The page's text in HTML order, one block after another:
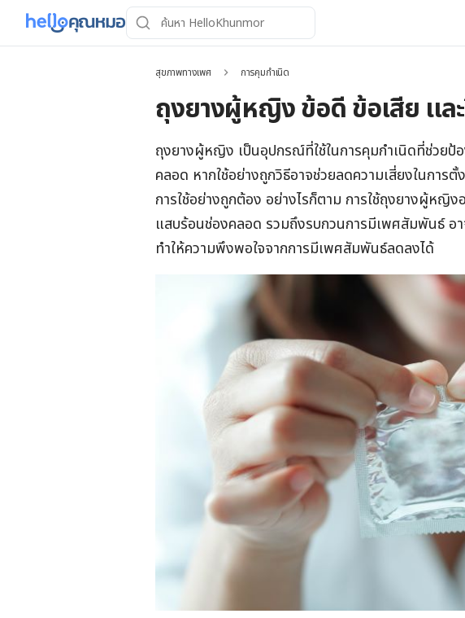
สุขภาพทางเพศ การคุมกำเนิด
ถุงยางผู้หญิง ข้อดี ข้อเสีย และ
ถุงยางผู้หญิง เป็นอุปกรณ์ที่ใช้ในการคุมกำเนิดที่ช่วยป้อ
คลอด หากใช้อย่างถูกวิธีอาจช่วยลดความเสี่ยงในกา
การใช้อย่างถูกต้อง อย่างไรก็ตาม การใช้ถุงยางผู้หญิ
แสบร้อนช่องคลอด รวมถึงรบกวนการมีเพศสัมพันธ์ อ
ทำให้ความพึงพอใจจากการมีเพศสัมพันธ์ลดลงได้